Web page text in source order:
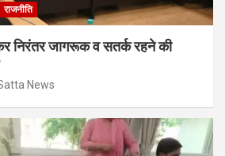
राजनीति
निरंतर जागरूक व सतर्क रहने की
News